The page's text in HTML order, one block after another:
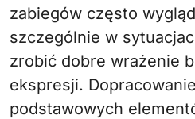
zabiegów często
szczególnie w
zrobić dobre wrażenie
ekspresji.
podstawowych